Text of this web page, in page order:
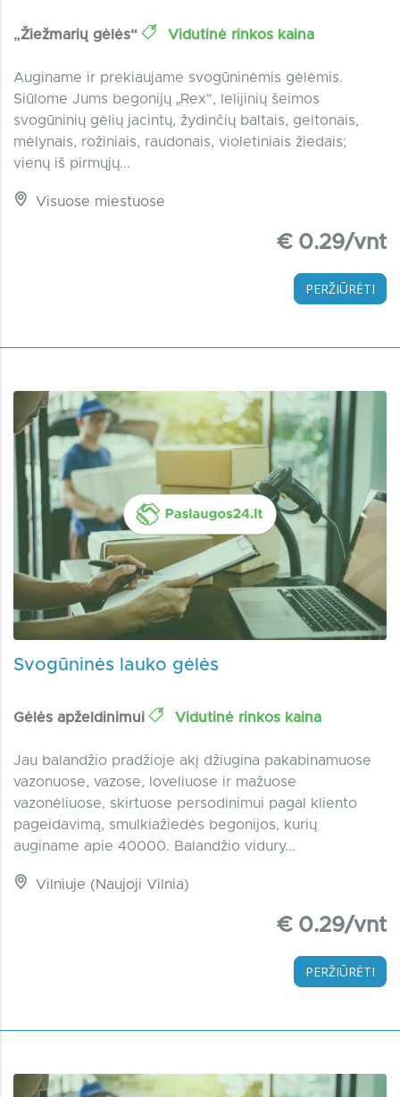
„Žiežmarių gėlės“ Vidutinė rinkos kaina
Auginame ir prekiaujame svogūninėmis gėlėmis.
Siūlome Jums begonijų „Rex", lelijinių šeimos
svogūninių gėlių jacintų, žydinčių baltais, geltonais,
mėlynais, rožiniais, raudonais, violetiniais žiedais;
vienų iš pirmųjų...
Visuose miestuose
€ 0.29/vnt
PERŽIŪRĖTI
Svogūninės lauko gėlės
Gėlės apželdinimui Vidutinė rinkos kaina
Jau balandžio pradžioje akį džiugina pakabinamuose
vazonuose, vazose, loveliuose ir mažuose
vazonėliuose, skirtuose persodinimui pagal kliento
pageidavimą, smulkiažiedės begonijos, kurių
auginame apie 40000. Balandžio vidury...
Vilniuje (Naujoji Vilnia)
€ 0.29/vnt
PERŽIŪRĖTI